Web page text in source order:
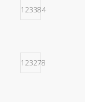
123384
123278